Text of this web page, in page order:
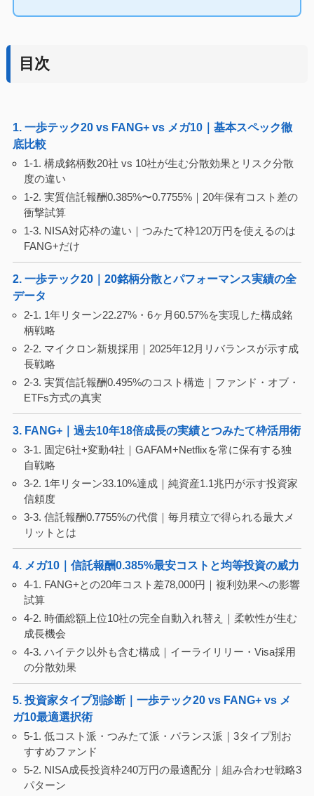
目次
1. 一歩テック20 vs FANG+ vs メガ10｜基本スペック徹
底比較
1-1. 構成銘柄数20社 vs 10社が生む分散効果とリスク分散
度の違い
1-2. 実質信託報酬0.385%〜0.7755%｜20年保有コスト差の
衝撃試算
1-3. NISA対応枠の違い｜つみたて枠120万円を使えるのは
FANG+だけ
2. 一歩テック20｜20銘柄分散とパフォーマンス実績の全
データ
2-1. 1年リターン22.27%・6ヶ月60.57%を実現した構成銘
柄戦略
2-2. マイクロン新規採用｜2025年12月リバランスが示す成
長戦略
2-3. 実質信託報酬0.495%のコスト構造｜ファンド・オブ・
ETFs方式の真実
3. FANG+｜過去10年18倍成長の実績とつみたて枠活用術
3-1. 固定6社+変動4社｜GAFAM+Netflixを常に保有する独
自戦略
3-2. 1年リターン33.10%達成｜純資産1.1兆円が示す投資家
信頼度
3-3. 信託報酬0.7755%の代償｜毎月積立で得られる最大メ
リットとは
4. メガ10｜信託報酬0.385%最安コストと均等投資の威力
4-1. FANG+との20年コスト差78,000円｜複利効果への影響
試算
4-2. 時価総額上位10社の完全自動入れ替え｜柔軟性が生む
成長機会
4-3. ハイテク以外も含む構成｜イーライリリー・Visa採用
の分散効果
5. 投資家タイプ別診断｜一歩テック20 vs FANG+ vs メ
ガ10最適選択術
5-1. 低コスト派・つみたて派・バランス派｜3タイプ別お
すすめファンド
5-2. NISA成長投資枠240万円の最適配分｜組み合わせ戦略3
パターン